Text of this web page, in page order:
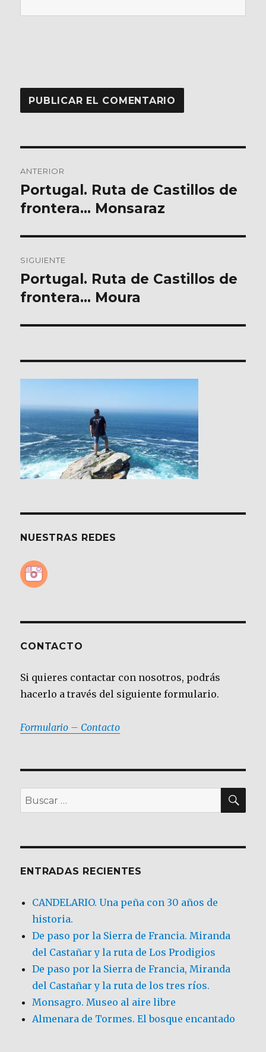
de
entradas
ANTERIOR
Entrada
anterior:
Portugal. Ruta de Castillos de
frontera… Monsaraz
SIGUIENTE
Entrada
siguiente:
Portugal. Ruta de Castillos de
frontera… Moura
NUESTRAS REDES
CONTACTO
Si quieres contactar con nosotros, podrás
hacerlo a través del siguiente formulario.
Formulario – Contacto
Buscar
por:
ENTRADAS RECIENTES
CANDELARIO. Una peña con 30 años de
historia.
De paso por la Sierra de Francia. Miranda
del Castañar y la ruta de Los Prodigios
De paso por la Sierra de Francia, Miranda
del Castañar y la ruta de los tres ríos.
Monsagro. Museo al aire libre
Almenara de Tormes. El bosque encantado